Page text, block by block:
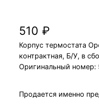
510₽
Корпус термостата
контрактная, Б/У, в
Оригинальный номер:
Продается именно